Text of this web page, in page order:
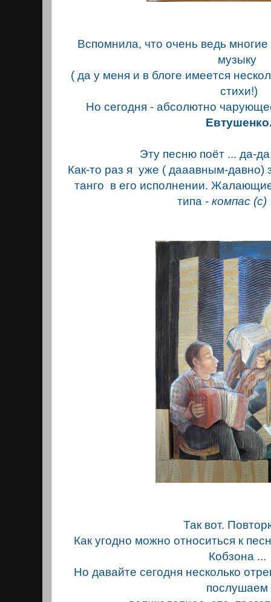
Вспомнила, что очень ведь
музыку
( да у мeня и в блоге имеeтся
стихи!)
Но сегодня - абсолютно
Эту песню поёт ... да-
Как-то раз я уже ( дааавным-давно)
танго в его исполнении.
типа - компас (с)
Так вот.
Как угодно можно относиться к
Кобзона ...
Но давайте сегодня несколько
послушаем